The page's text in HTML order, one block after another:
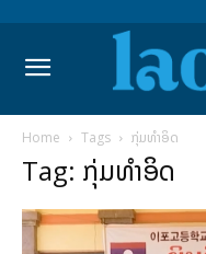
Home Tags ກຸ່ມທຳອິດ
Tag: ກຸ່ມທຳອິດ